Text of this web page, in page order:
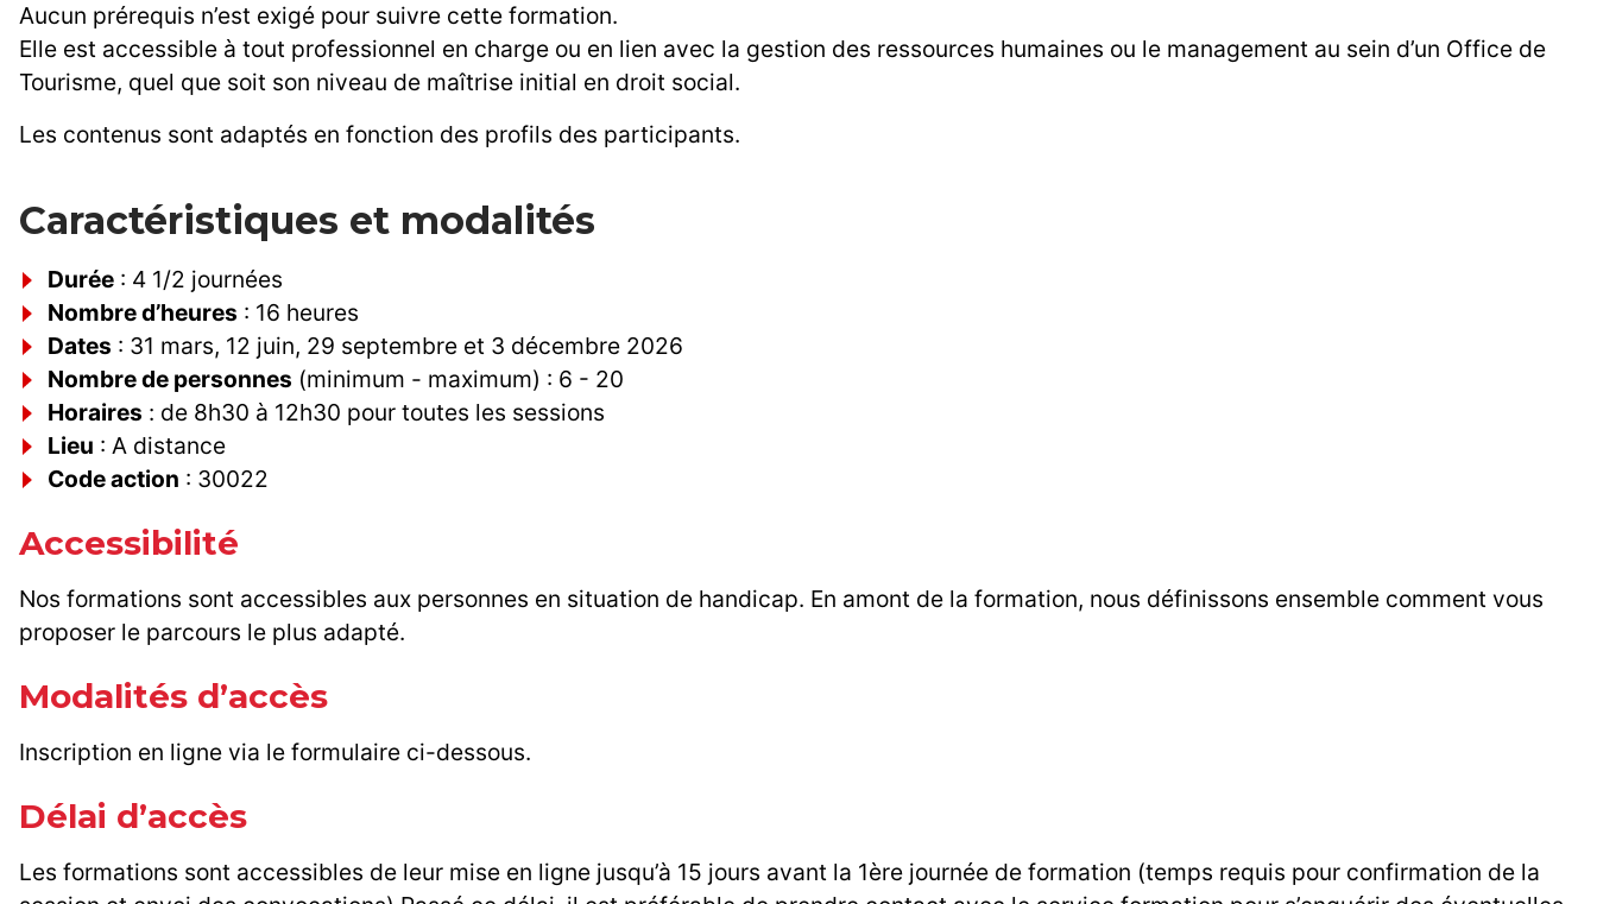
Aucun prérequis n’est exigé pour suivre cette formation.
Elle est accessible à tout professionnel en charge ou en lien avec la gestion des ressources humaines ou le management au sein d’un Office de
Tourisme, quel que soit son niveau de maîtrise initial en droit social.
Les contenus sont adaptés en fonction des profils des participants.
Caractéristiques et modalités
Durée : 4 1/2 journées
Nombre d’heures : 16 heures
Dates : 31 mars, 12 juin, 29 septembre et 3 décembre 2026
Nombre de personnes (minimum - maximum) : 6 - 20
Horaires : de 8h30 à 12h30 pour toutes les sessions
Lieu : A distance
Code action : 30022
Accessibilité
Nos formations sont accessibles aux personnes en situation de handicap. En amont de la formation, nous définissons ensemble comment vous
proposer le parcours le plus adapté.
Modalités d’accès
Inscription en ligne via le formulaire ci-dessous.
Délai d’accès
Les formations sont accessibles de leur mise en ligne jusqu’à 15 jours avant la 1ère journée de formation (temps requis pour confirmation de la